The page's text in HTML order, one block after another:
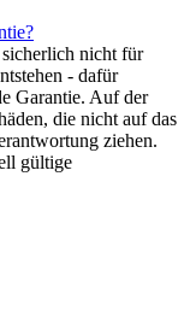
nicht für
- dafür
Garantie. Auf der
die nicht auf das
ziehen.
gültige